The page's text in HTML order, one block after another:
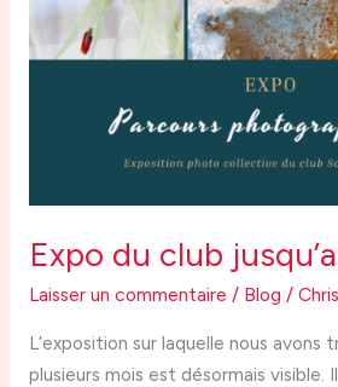
Expo du club
Laisser un commentaire / Blog /
L’exposition sur laquelle nous avons
plusieurs mois est désormais visible.
1er
juillet